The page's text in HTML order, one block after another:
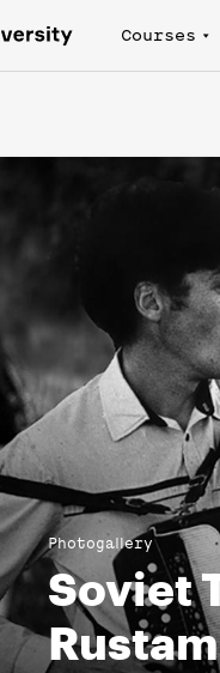
Courses
Photogallery
Soviet